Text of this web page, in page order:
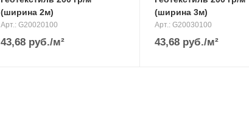
(ширина 2м)
Арт.: G20020100
43,68 руб./м²
(ширина 3м)
Арт.: G20030100
43,68 руб./м²